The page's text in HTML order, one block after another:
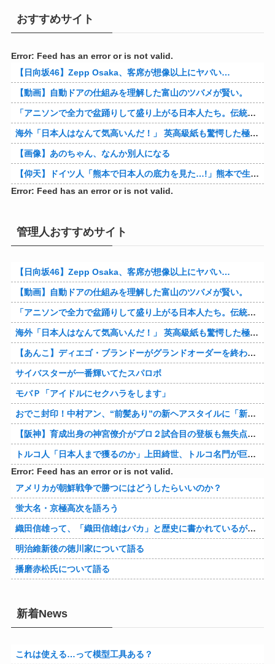
おすすめサイト
Error: Feed has an error or is not valid.
【日向坂46】Zepp Osaka、客席が想像以上にヤバい…
【動画】自動ドアの仕組みを理解した富山のツバメが賢い。
「アニソンで全力で盆踊りして盛り上がる日本人たち。伝統もオタクもこの熱量、素晴らしい」→女さんブチギレ「これを見て『日本の品格が落ちた』と思いま…
海外「日本人はなんて気高いんだ！」 英高級紙も驚愕した極限の中の日本人の姿に世界が衝撃
【画像】あのちゃん、なんか別人になる
【仰天】ドイツ人「熊本で日本人の底力を見た…!」熊本で生まれて初めて震度7の大地震を経験したドイツ人。直後、日本人たちの行動に衝撃を受けてしまう…
Error: Feed has an error or is not valid.
管理人おすすめサイト
【日向坂46】Zepp Osaka、客席が想像以上にヤバい…
【動画】自動ドアの仕組みを理解した富山のツバメが賢い。
「アニソンで全力で盆踊りして盛り上がる日本人たち。伝統もオタクもこの熱量、素晴らしい」→女さんブチギレ「これを見て『日本の品格が落ちた』と思いま…
海外「日本人はなんて気高いんだ！」 英高級紙も驚愕した極限の中の日本人の姿に世界が衝撃
【あんこ】ディエゴ・ブランドーがグランドオーダーを終わらせるようです【FGO二部】 第１６６話
サイバスターが一番輝いてたスパロボ
モバＰ「アイドルにセクハラをします」
おでこ封印！中村アン、“前髪あり”の新ヘアスタイルに「新鮮でたまらん」の声【画像】
【阪神】育成出身の神宮僚介がプロ２試合目の登板も無失点 ボスラーを三振に ピンチで抑えた
トルコ人「日本人まで獲るのか」上田綺世、トルコ名門が巨額の正式オファー！現地サポが騒然！【海外の反応】
Error: Feed has an error or is not valid.
アメリカが朝鮮戦争で勝つにはどうしたらいいのか？
蛍大名・京極高次を語ろう
織田信雄って、「織田信雄はバカ」と歴史に書かれているが今まで家が残っているんでバカではないよな？
明治維新後の徳川家について語る
播磨赤松氏について語る
新着News
これは使える…って模型工具ある？